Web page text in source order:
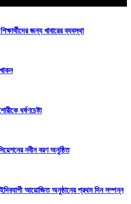
জন্য খাবারের ব্যবস্থা
ধর্ষণচেষ্টা
নবীন বরণ অনুষ্ঠিত
আয়োজিত অনুষ্ঠানের প্রথম দিন সম্পন্ন